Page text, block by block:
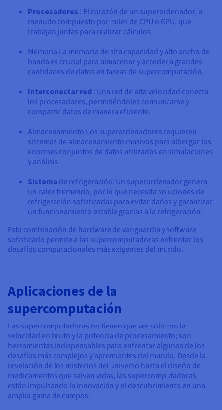
Procesadores : El corazón de un superordenador, a
menudo compuesto por miles de CPU o GPU, que
trabajan juntas para realizar cálculos.
Memoria La memoria de alta capacidad y alto ancho de
banda es crucial para almacenar y acceder a grandes
cantidades de datos en tareas de supercomputación.
Interconectar red : Una red de alta velocidad conecta
los procesadores, permitiéndoles comunicarse y
compartir datos de manera eficiente.
Almacenamiento Los superordenadores requieren
sistemas de almacenamiento masivos para albergar los
enormes conjuntos de datos utilizados en simulaciones
y análisis.
Sistema de refrigeración: Un superordenador genera
un calor tremendo, por lo que necesita soluciones de
refrigeración sofisticadas para evitar daños y garantizar
un funcionamiento estable gracias a la refrigeración.
Esta combinación de hardware de vanguardia y software
sofisticado permite a las supercomputadoras enfrentar los
desafíos computacionales más exigentes del mundo.
Aplicaciones de la
supercomputación
Las supercomputadoras no tienen que ver sólo con la
velocidad en bruto y la potencia de procesamiento; son
herramientas indispensables para enfrentar algunos de los
desafíos más complejos y apremiantes del mundo. Desde la
revelación de los misterios del universo hasta el diseño de
medicamentos que salvan vidas, las supercomputadoras
están impulsando la innovación y el descubrimiento en una
amplia gama de campos.